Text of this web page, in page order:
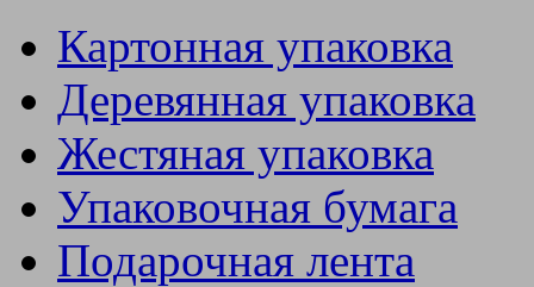
Картонная упаковка
Деревянная упаковка
Жестяная упаковка
Упаковочная бумага
Подарочная лента